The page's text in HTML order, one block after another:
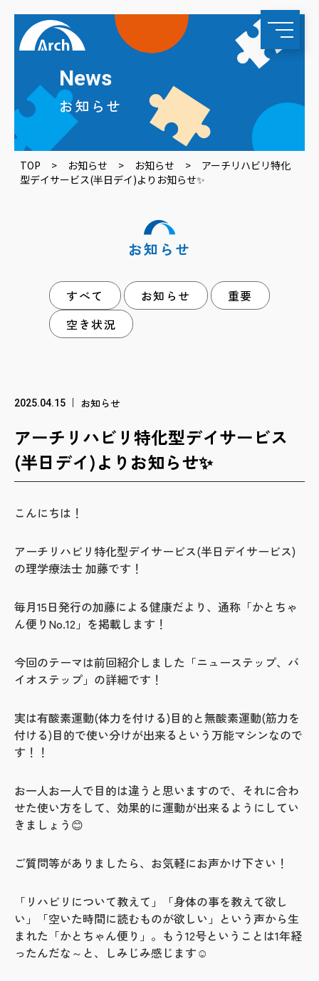
News
お知らせ
TOP > お知らせ > お知らせ >
アーチリハビリ特化
型デイサービス(半日デイ)よりお知らせ✨
お知らせ
すべて お知らせ
重要
空き状況
2025.04.15 お知らせ
アーチリハビリ特化型デイサービス
(半日デイ)よりお知らせ✨
こんにちは！
アーチリハビリ特化型デイサービス(半日デイサービス)
の理学療法士 加藤です！
毎月15日発行の加藤による健康だより、通称「かとちゃ
ん便りNo.12」を掲載します！
今回のテーマは前回紹介しました「ニューステップ、バ
イオステップ」の詳細です！
実は有酸素運動(体力を付ける)目的と無酸素運動(筋力を
付ける)目的で使い分けが出来るという万能マシンなので
す！！
お一人お一人で目的は違うと思いますので、それに合わ
せた使い方をして、効果的に運動が出来るようにしてい
きましょう😊
ご質問等がありましたら、お気軽にお声かけ下さい！
「リハビリについて教えて」「身体の事を教えて欲し
い」「空いた時間に読むものが欲しい」という声から生
まれた「かとちゃん便り」。もう12号ということは1年経
ったんだな～と、しみじみ感じます☺️